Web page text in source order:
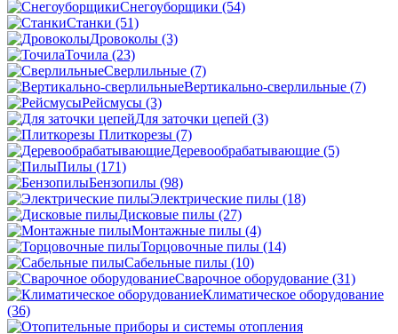
Снегоуборщики (54)
Станки (51)
Дровоколы (3)
Точила (23)
Сверлильные (7)
Вертикально-сверлильные (7)
Рейсмусы (3)
Для заточки цепей (3)
Плиткорезы (7)
Деревообрабатывающие (5)
Пилы (171)
Бензопилы (98)
Электрические пилы (18)
Дисковые пилы (27)
Монтажные пилы (4)
Торцовочные пилы (14)
Сабельные пилы (10)
Сварочное оборудование (31)
Климатическое оборудование
(36)